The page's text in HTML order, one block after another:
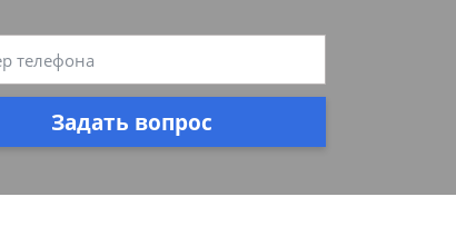
Задать вопрос